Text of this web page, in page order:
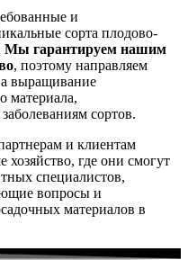
и
сорта плодово-
Мы гарантируем нашим
, поэтому направляем
выращивание
материала,
сортов.
и клиентам
где они смогут
специалистов,
вопросы и
материалов в